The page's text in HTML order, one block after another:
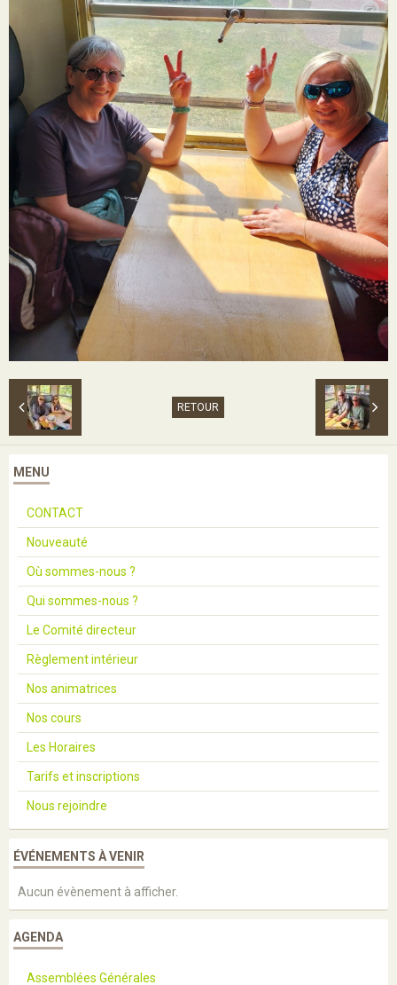
RETOUR
MENU
CONTACT
Nouveauté
Où sommes-nous ?
Qui sommes-nous ?
Le Comité directeur
Règlement intérieur
Nos animatrices
Nos cours
Les Horaires
Tarifs et inscriptions
Nous rejoindre
ÉVÉNEMENTS À VENIR
Aucun évènement à afficher.
AGENDA
Assemblées Générales